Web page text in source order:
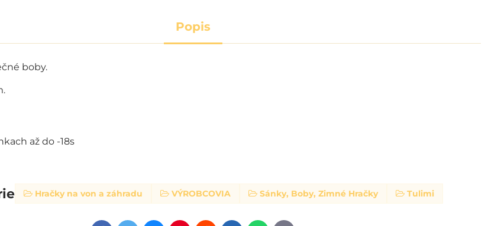
Popis
boby.
až do -18s
Hračky na von a záhradu VÝROBCOVIA Sánky, Boby, Zimné Hračky Tulimi